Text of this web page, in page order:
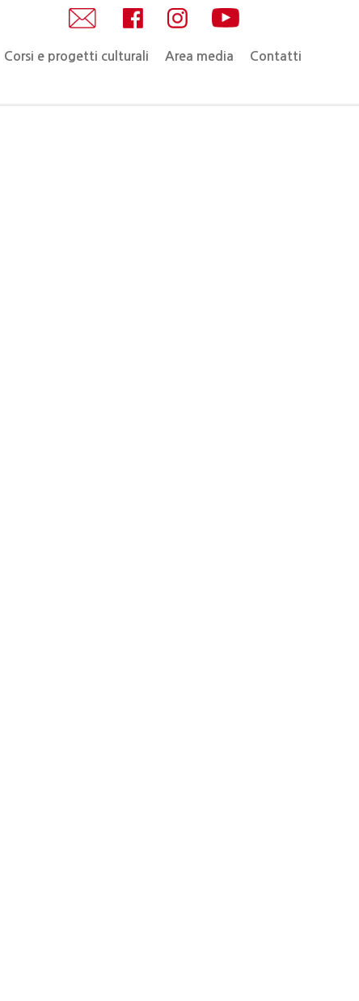
Corsi e progetti culturali Area media Contatti